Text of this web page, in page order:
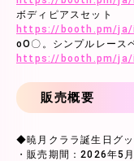
ボディピアスセット
https://booth.pm/ja/
оО〇。シンプルレース
https://booth.pm/ja/
販売概要
◆暁月クララ誕生日グ
・販売期間：2026年5